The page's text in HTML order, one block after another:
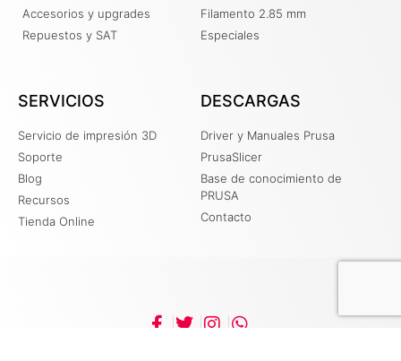
Accesorios y upgrades
Repuestos y SAT
Filamento 2.85 mm
Especiales
SERVICIOS
Servicio de impresión 3D
Soporte
Blog
Recursos
Tienda Online
DESCARGAS
Driver y Manuales Prusa
PrusaSlicer
Base de conocimiento de
PRUSA
Contacto